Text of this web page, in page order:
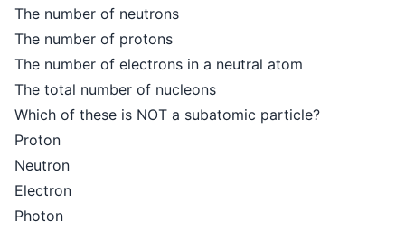
The number of neutrons
The number of protons
The number of electrons in a neutral atom
The total number of nucleons
Which of these is NOT a subatomic particle?
Proton
Neutron
Electron
Photon